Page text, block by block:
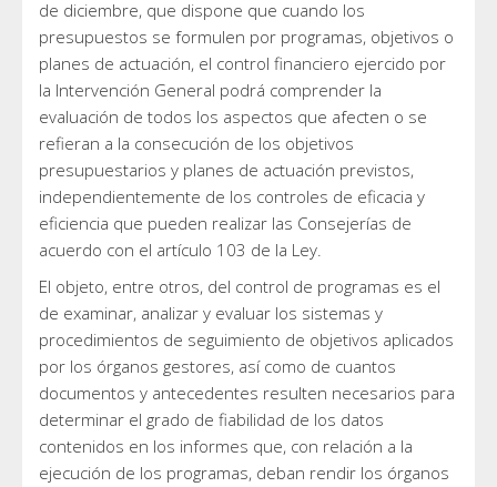
de diciembre, que dispone que cuando los
presupuestos se formulen por programas, objetivos o
planes de actuación, el control financiero ejercido por
la Intervención General podrá comprender la
evaluación de todos los aspectos que afecten o se
refieran a la consecución de los objetivos
presupuestarios y planes de actuación previstos,
independientemente de los controles de eficacia y
eficiencia que pueden realizar las Consejerías de
acuerdo con el artículo 103 de la Ley.
El objeto, entre otros, del control de programas es el
de examinar, analizar y evaluar los sistemas y
procedimientos de seguimiento de objetivos aplicados
por los órganos gestores, así como de cuantos
documentos y antecedentes resulten necesarios para
determinar el grado de fiabilidad de los datos
contenidos en los informes que, con relación a la
ejecución de los programas, deban rendir los órganos